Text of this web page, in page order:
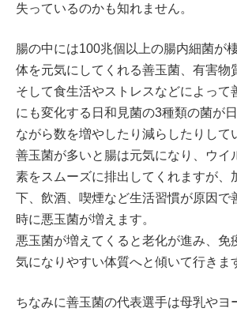
失っているのかも知れません。
腸の中には100兆個以上の腸内細菌が
体を元気にしてくれる善玉菌、有害物
そして食生活やストレスなどによって
にも変化する日和見菌の3種類の菌が
ながら数を増やしたり減らしたりして
善玉菌が多いと腸は元気になり、ウイ
素をスムーズに排出してくれますが、
下、飲酒、喫煙など生活習慣が原因で
時に悪玉菌が増えます。
悪玉菌が増えてくると老化が進み、免
気になりやすい体質へと傾いて行きま
ちなみに善玉菌の代表選手は母乳やヨ